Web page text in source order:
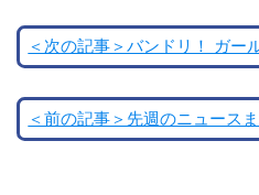
＜次の記事＞バンドリ！ ガー
＜前の記事＞先週のニュース